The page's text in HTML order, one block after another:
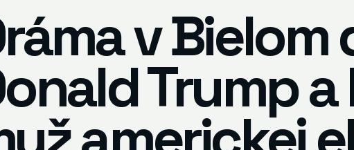
v Bielom
Trump